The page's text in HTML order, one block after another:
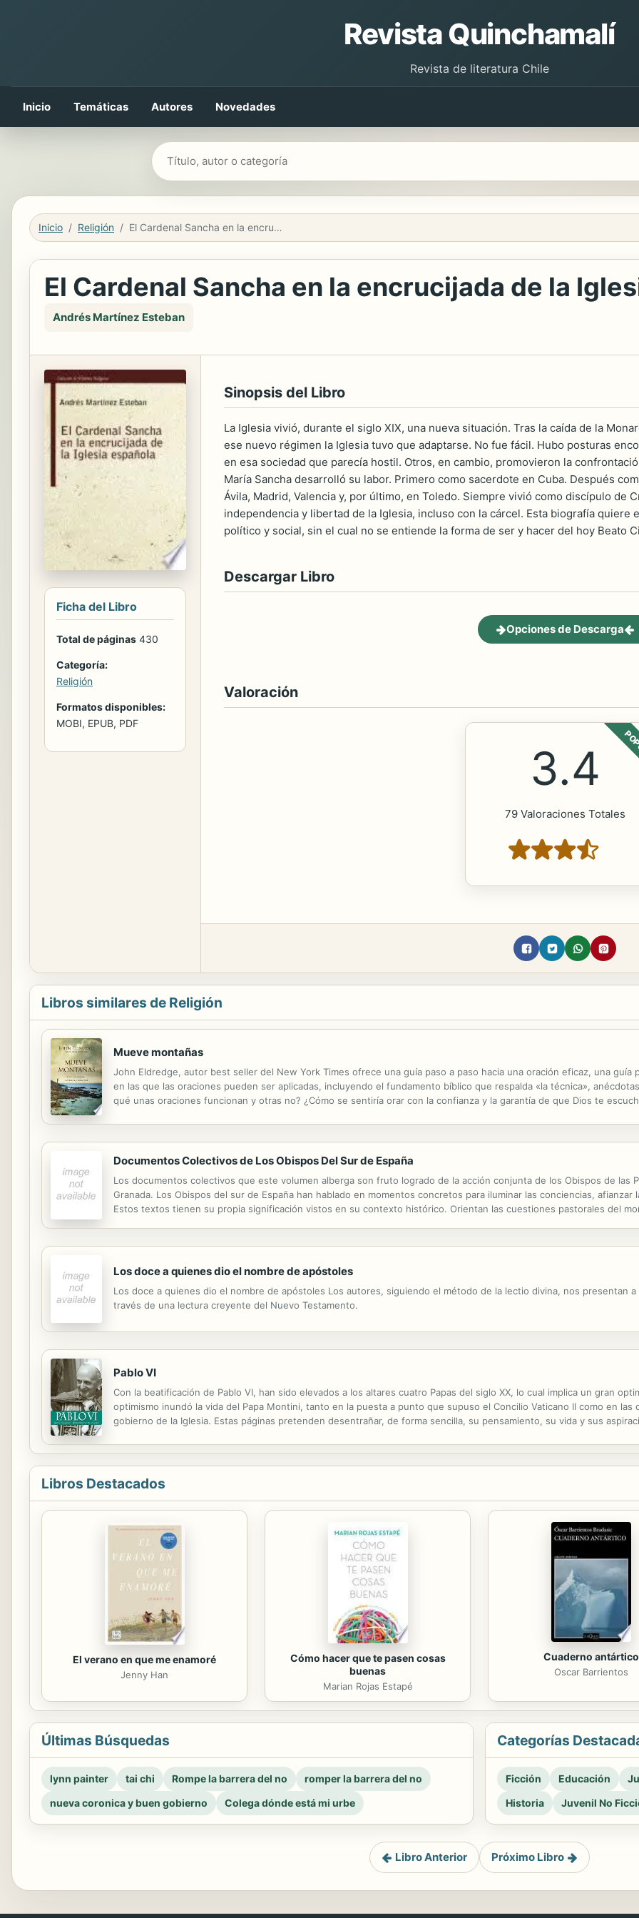
Revista Quinchamalí
Revista de literatura Chile
Inicio Temáticas Autores Novedades
Buscar libros
Inicio Religión El Cardenal Sancha en la encrucijada de la Iglesia española
El Cardenal Sancha en la encrucijada de la
Andrés Martínez Esteban
Ficha del Libro
Total de páginas 430
Categoría:
Religión
Formatos disponibles:
MOBI, EPUB, PDF
Sinopsis del Libro
La Iglesia vivió, durante el siglo XIX, una nueva situación. Tras la caída de la
ese nuevo régimen la Iglesia tuvo que adaptarse. No fue fácil. Hubo posturas
en esa sociedad que parecía hostil. Otros, en cambio, promovieron la
María Sancha desarrolló su labor. Primero como sacerdote en Cuba. Después
Ávila, Madrid, Valencia y, por último, en Toledo. Siempre vivió como discípulo de
independencia y libertad de la Iglesia, incluso con la cárcel. Esta biografía
político y social, sin el cual no se entiende la forma de ser y hacer del hoy Beato
Descargar Libro
Opciones de Descarga
Valoración
3.4
79 Valoraciones Totales
Libros similares de Religión
Mueve montañas
John Eldredge, autor best seller del New York Times ofrece una guía paso a paso hacia una oración eficaz, una guía
en las que las oraciones pueden ser aplicadas, incluyendo el fundamento bíblico que respalda «la técnica»,
qué unas oraciones funcionan y otras no? ¿Cómo se sentiría orar con la confianza y la garantía de que Dios te
Documentos Colectivos de Los Obispos Del Sur de España
Los documentos colectivos que este volumen alberga son fruto logrado de la acción conjunta de los Obispos de las
Granada. Los Obispos del sur de España han hablado en momentos concretos para iluminar las conciencias,
Estos textos tienen su propia significación vistos en su contexto histórico. Orientan las cuestiones pastorales del
Los doce a quienes dio el nombre de apóstoles
Los doce a quienes dio el nombre de apóstoles Los autores, siguiendo el método de la lectio divina, nos presentan
través de una lectura creyente del Nuevo Testamento.
Pablo VI
Con la beatificación de Pablo VI, han sido elevados a los altares cuatro Papas del siglo XX, lo cual implica un gran
optimismo inundó la vida del Papa Montini, tanto en la puesta a punto que supuso el Concilio Vaticano II como en
gobierno de la Iglesia. Estas páginas pretenden desentrañar, de forma sencilla, su pensamiento, su vida y sus
Libros Destacados
El verano en que me enamoré
Jenny Han
Cómo hacer que te pasen cosas
buenas
Marian Rojas Estapé
Cuaderno antártico
Oscar Barrientos
Últimas Búsquedas
lynn painter tai chi Rompe la barrera del no
romper la barrera del no
nueva coronica y buen gobierno
Colega dónde está mi urbe
Categorías
Ficción Educación
Historia
Juvenil No
Libro Anterior Próximo Libro